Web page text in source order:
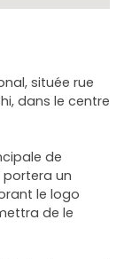
située rue
dans le centre
de
portera un
le logo
de le